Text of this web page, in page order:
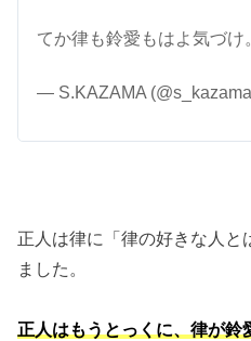
てか律も鈴愛もはよ気づ
— S.KAZAMA
正人は律に「律の好きな人と
ました。
正人はもうとっくに、律が鈴